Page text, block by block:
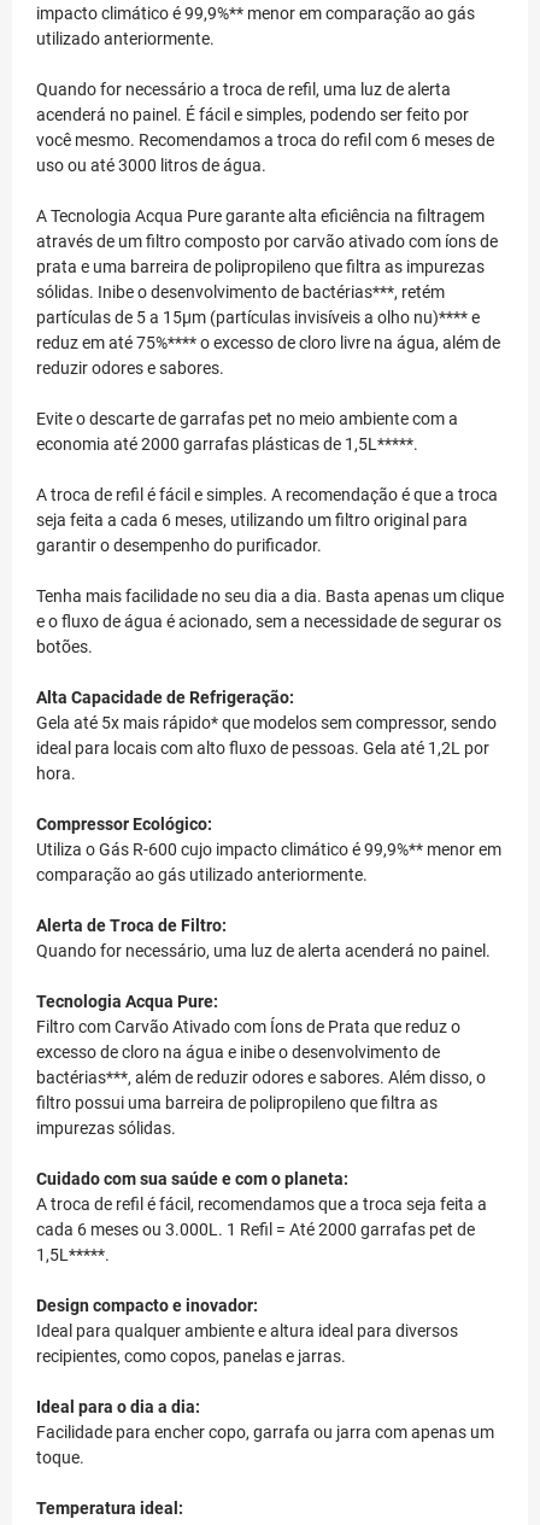
impacto climático é 99,9%** menor em comparação ao gás
utilizado anteriormente.
Quando for necessário a troca de refil, uma luz de alerta
acenderá no painel. É fácil e simples, podendo ser feito por
você mesmo. Recomendamos a troca do refil com 6 meses de
uso ou até 3000 litros de água.
A Tecnologia Acqua Pure garante alta eficiência na filtragem
através de um filtro composto por carvão ativado com íons de
prata e uma barreira de polipropileno que filtra as impurezas
sólidas. Inibe o desenvolvimento de bactérias***, retém
partículas de 5 a 15µm (partículas invisíveis a olho nu)**** e
reduz em até 75%**** o excesso de cloro livre na água, além de
reduzir odores e sabores.
Evite o descarte de garrafas pet no meio ambiente com a
economia até 2000 garrafas plásticas de 1,5L*****.
A troca de refil é fácil e simples. A recomendação é que a troca
seja feita a cada 6 meses, utilizando um filtro original para
garantir o desempenho do purificador.
Tenha mais facilidade no seu dia a dia. Basta apenas um clique
e o fluxo de água é acionado, sem a necessidade de segurar os
botões.
Alta Capacidade de Refrigeração:
Gela até 5x mais rápido* que modelos sem compressor, sendo
ideal para locais com alto fluxo de pessoas. Gela até 1,2L por
hora.
Compressor Ecológico:
Utiliza o Gás R-600 cujo impacto climático é 99,9%** menor em
comparação ao gás utilizado anteriormente.
Alerta de Troca de Filtro:
Quando for necessário, uma luz de alerta acenderá no painel.
Tecnologia Acqua Pure:
Filtro com Carvão Ativado com Íons de Prata que reduz o
excesso de cloro na água e inibe o desenvolvimento de
bactérias***, além de reduzir odores e sabores. Além disso, o
filtro possui uma barreira de polipropileno que filtra as
impurezas sólidas.
Cuidado com sua saúde e com o planeta:
A troca de refil é fácil, recomendamos que a troca seja feita a
cada 6 meses ou 3.000L. 1 Refil = Até 2000 garrafas pet de
1,5L*****.
Design compacto e inovador:
Ideal para qualquer ambiente e altura ideal para diversos
recipientes, como copos, panelas e jarras.
Ideal para o dia a dia:
Facilidade para encher copo, garrafa ou jarra com apenas um
toque.
Temperatura ideal: